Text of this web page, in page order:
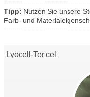
Tipp: Nutzen Sie unsere
Farb- und
Lyocell-Tencel